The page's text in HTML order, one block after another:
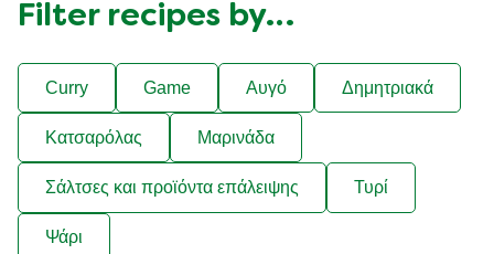
Filter recipes by…
Curry Game Αυγό Δημητριακά
Κατσαρόλας Μαρινάδα
Σάλτσες και προϊόντα επάλειψης Τυρί
Ψάρι